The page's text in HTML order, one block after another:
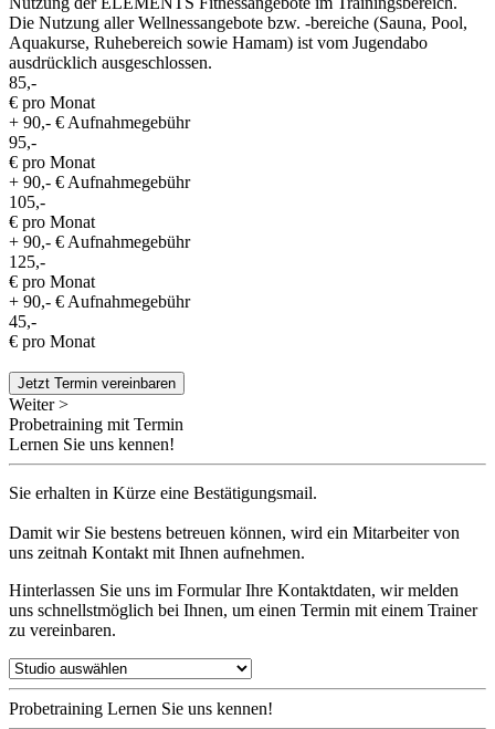
Die Nutzung aller Wellnessangebote bzw. -bereiche (Sauna, Pool,
Aquakurse, Ruhebereich sowie Hamam) ist vom Jugendabo
ausdrücklich ausgeschlossen.
85,-
€ pro Monat
+ 90,- € Aufnahmegebühr
95,-
€ pro Monat
+ 90,- € Aufnahmegebühr
105,-
€ pro Monat
+ 90,- € Aufnahmegebühr
125,-
€ pro Monat
+ 90,- € Aufnahmegebühr
45,-
€ pro Monat
Jetzt Termin vereinbaren
Weiter >
Probetraining mit Termin
Lernen Sie uns kennen!
Sie erhalten in Kürze eine Bestätigungsmail.
Damit wir Sie bestens betreuen können, wird ein Mitarbeiter von
uns zeitnah Kontakt mit Ihnen aufnehmen.
Hinterlassen Sie uns im Formular Ihre Kontaktdaten, wir melden
uns schnellstmöglich bei Ihnen, um einen Termin mit einem Trainer
zu vereinbaren.
Probetraining Lernen Sie uns kennen!